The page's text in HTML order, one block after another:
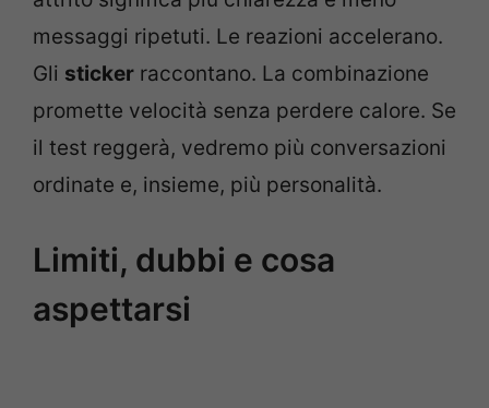
messaggi ripetuti. Le reazioni accelerano.
Gli sticker raccontano. La combinazione
promette velocità senza perdere calore. Se
il test reggerà, vedremo più conversazioni
ordinate e, insieme, più personalità.
Limiti, dubbi e cosa
aspettarsi